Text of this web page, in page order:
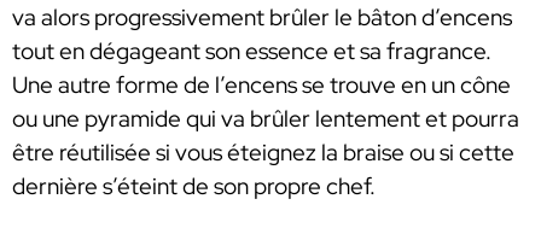
va alors progressivement brûler le bâton d’encens
tout en dégageant son essence et sa fragrance.
Une autre forme de l’encens se trouve en un cône
ou une pyramide qui va brûler lentement et pourra
être réutilisée si vous éteignez la braise ou si cette
dernière s’éteint de son propre chef.